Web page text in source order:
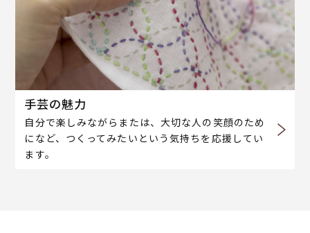
手芸の魅力
自分で楽しみながらまたは、大切な人の笑顔のため
になど、つくってみたいという気持ちを応援してい
ます。